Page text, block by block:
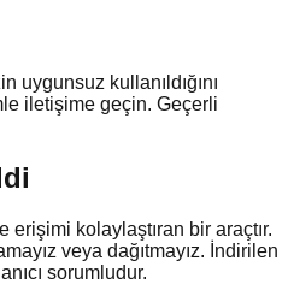
uygunsuz kullanıldığını
iletişime geçin. Geçerli
erişimi kolaylaştıran bir araçtır.
veya dağıtmayız. İndirilen
sorumludur.